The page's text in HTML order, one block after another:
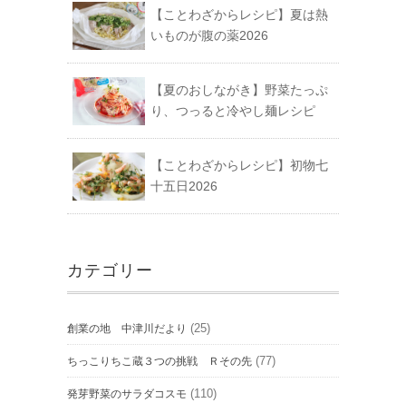
【ことわざからレシピ】夏は熱
いものが腹の薬2026
【夏のおしながき】野菜たっぷ
り、つっると冷やし麺レシピ
【ことわざからレシピ】初物七
十五日2026
カテゴリー
創業の地 中津川だより (25)
ちっこりちこ蔵３つの挑戦 Ｒその先 (77)
発芽野菜のサラダコスモ (110)